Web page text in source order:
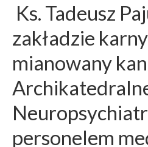
Ks. Tadeusz
zakładzie
mianowany
personelem